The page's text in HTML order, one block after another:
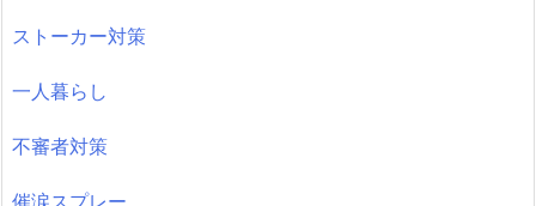
ストーカー対策
一人暮らし
不審者対策